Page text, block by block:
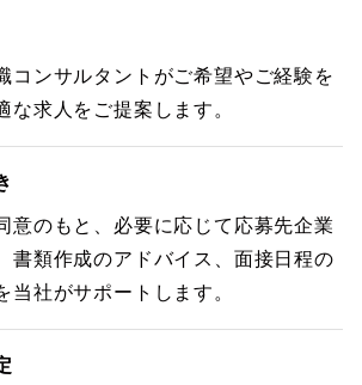
コンサルタントがご希望やご経験を
な求人をご提案します。
意のもと、必要に応じて応募先企業
書類作成のアドバイス、面接日程の
当社がサポートします。